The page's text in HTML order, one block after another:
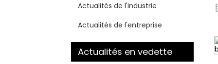
Actualités de l'industrie
Actualités de l'entreprise
Actualités en vedette